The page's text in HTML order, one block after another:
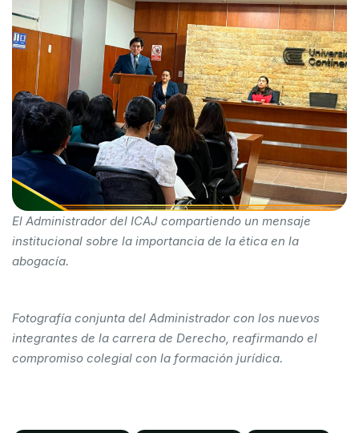
El Administrador del ICAJ compartiendo un mensaje
institucional sobre la importancia de la ética en la
abogacía.
Fotografía conjunta del Administrador con los nuevos
integrantes de la carrera de Derecho, reafirmando el
compromiso colegial con la formación jurídica.